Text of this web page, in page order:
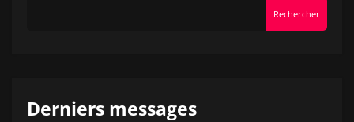
Rechercher
Derniers messages